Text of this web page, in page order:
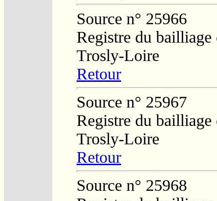
Source n° 25966
Registre du bailliage
Trosly-Loire
Retour
Source n° 25967
Registre du bailliage
Trosly-Loire
Retour
Source n° 25968